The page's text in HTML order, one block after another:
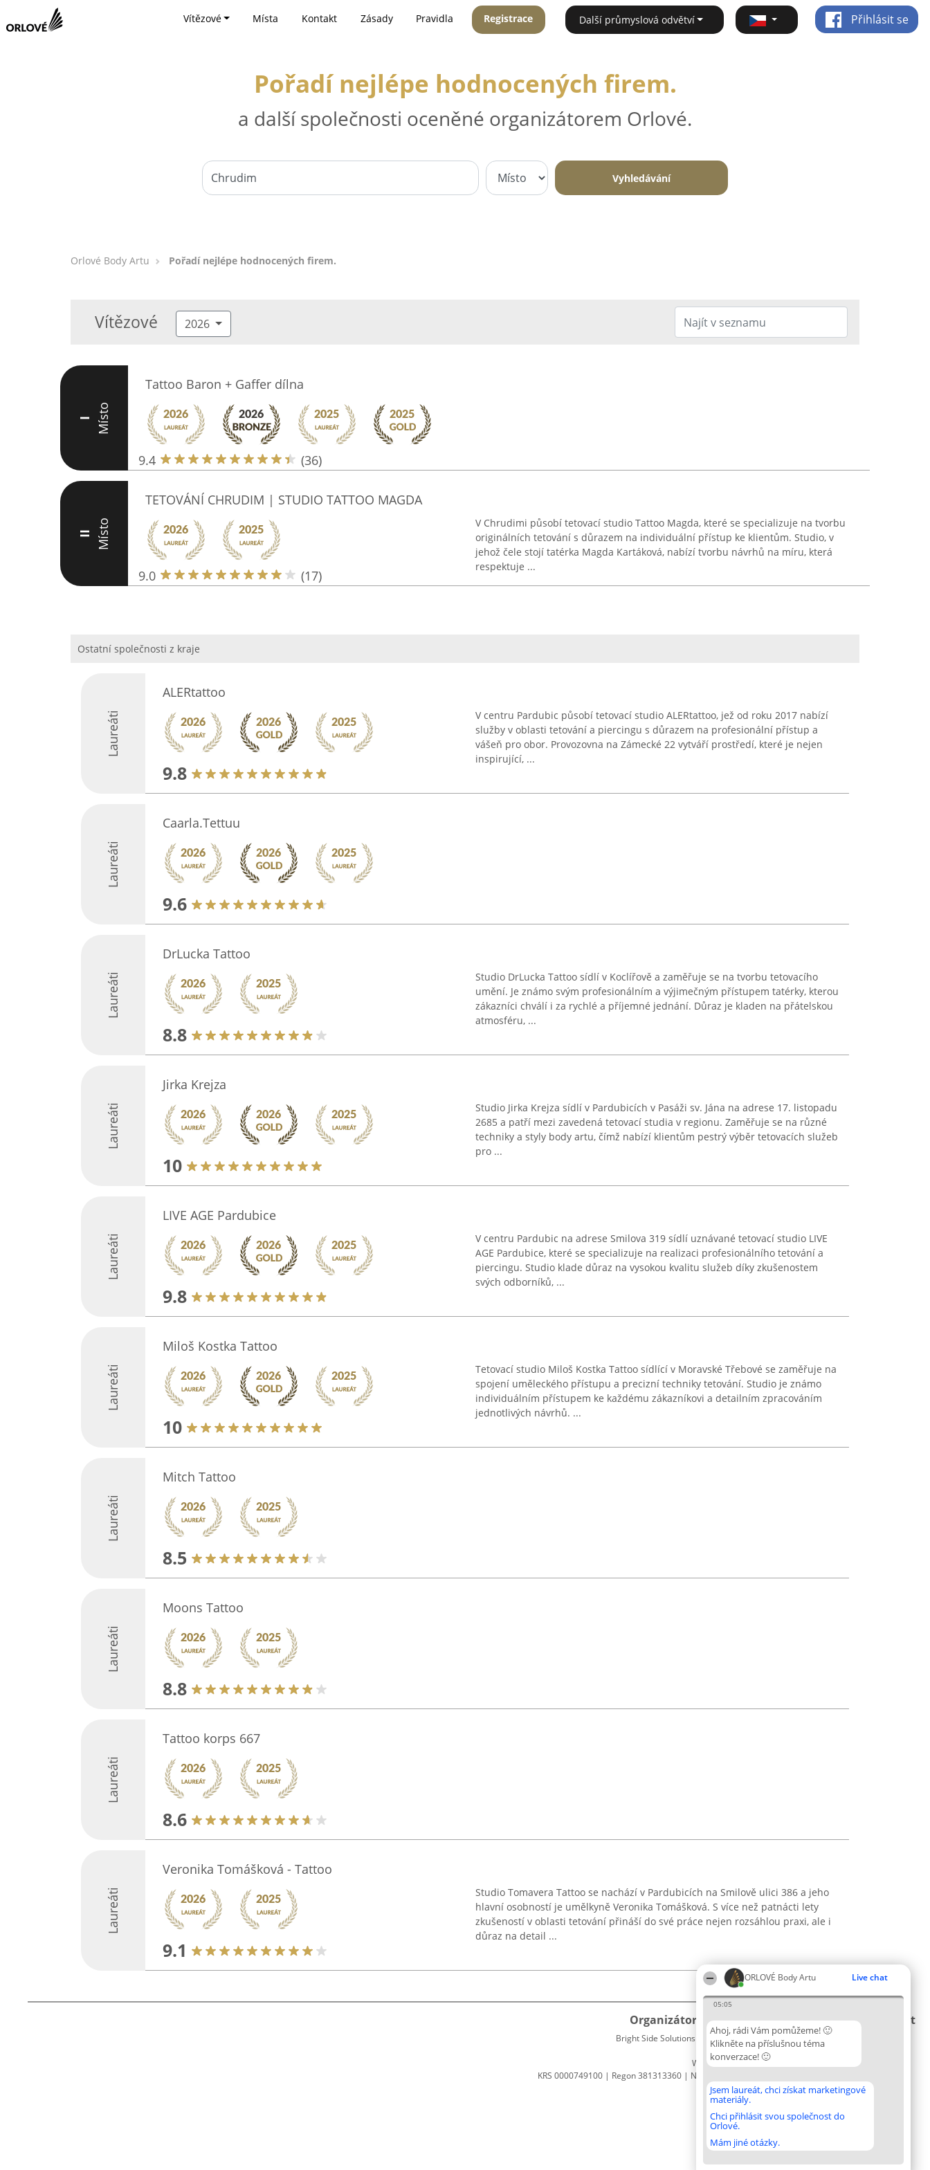
ORLOVÉ Body Artu Live chat
05:05
Ahoj, rádi Vám pomůžeme! 🙂
Klikněte na příslušnou téma
konverzace! 🙂
Jsem laureát, chci získat marketingové
materiály.
Chci přihlásit svou společnost do
Orlové.
Mám jiné otázky.
Vítězové Místa Kontakt Zásady Pravidla Registrace Další průmyslová odvětví Přihlásit se
Pořadí nejlépe hodnocených firem.
a další společnosti oceněné organizátorem Orlové.
Vyhledávání
Orlové Body Artu Pořadí nejlépe hodnocených firem.
Vítězové 2026
I Místo
Tattoo Baron + Gaffer dílna
9.4 (36)
II Místo
TETOVÁNÍ CHRUDIM | STUDIO TATTOO MAGDA
9.0 (17)
V Chrudimi působí tetovací studio Tattoo Magda, které se specializuje na tvorbu
originálních tetování s důrazem na individuální přístup ke klientům. Studio, v
jehož čele stojí tatérka Magda Kartáková, nabízí tvorbu návrhů na míru, která
respektuje ...
Ostatní společnosti z kraje
Laureáti
ALERtattoo
9.8
V centru Pardubic působí tetovací studio ALERtattoo, jež od roku 2017 nabízí
služby v oblasti tetování a piercingu s důrazem na profesionální přístup a
vášeň pro obor. Provozovna na Zámecké 22 vytváří prostředí, které je nejen
inspirující, ...
Laureáti
Caarla.Tettuu
9.6
Laureáti
DrLucka Tattoo
8.8
Studio DrLucka Tattoo sídlí v Koclířově a zaměřuje se na tvorbu tetovacího
umění. Je známo svým profesionálním a výjimečným přístupem tatérky, kterou
zákazníci chválí i za rychlé a příjemné jednání. Důraz je kladen na přátelskou
atmosféru, ...
Laureáti
Jirka Krejza
10
Studio Jirka Krejza sídlí v Pardubicích v Pasáži sv. Jána na adrese 17. listopadu
2685 a patří mezi zavedená tetovací studia v regionu. Zaměřuje se na různé
techniky a styly body artu, čímž nabízí klientům pestrý výběr tetovacích služeb
pro ...
Laureáti
LIVE AGE Pardubice
9.8
V centru Pardubic na adrese Smilova 319 sídlí uznávané tetovací studio LIVE
AGE Pardubice, které se specializuje na realizaci profesionálního tetování a
piercingu. Studio klade důraz na vysokou kvalitu služeb díky zkušenostem
svých odborníků, ...
Laureáti
Miloš Kostka Tattoo
10
Tetovací studio Miloš Kostka Tattoo sídlící v Moravské Třebové se zaměřuje na
spojení uměleckého přístupu a precizní techniky tetování. Studio je známo
individuálním přístupem ke každému zákazníkovi a detailním zpracováním
jednotlivých návrhů. ...
Laureáti
Mitch Tattoo
8.5
Laureáti
Moons Tattoo
8.8
Laureáti
Tattoo korps 667
8.6
Laureáti
Veronika Tomášková - Tattoo
9.1
Studio Tomavera Tattoo se nachází v Pardubicích na Smilově ulici 386 a jeho
hlavní osobností je umělkyně Veronika Tomášková. S více než patnácti lety
zkušeností v oblasti tetování přináší do své práce nejen rozsáhlou praxi, ale i
důraz na detail ...
Organizátor hlasování
Bright Side Solutions sp. z o. o. sp. k.
ul. Ruska 22
Wrocław 50-079
KRS 0000749100 | Regon 381313360 | NIP 8943132676
Plebiscyt
Vítězové
Seznam
Zásady
Zásady
ochrany
údajů
Kontakt